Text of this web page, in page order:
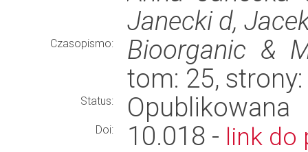
Janecki d,
Czasopismo:
Bioorganic &
tom: 25,
Status: Opublikowana
Doi: 10.018 - link do